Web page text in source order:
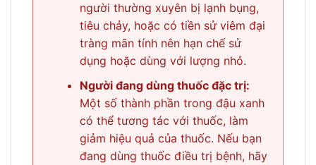
người thường xuyên bị lạnh bụng,
tiêu chảy, hoặc có tiền sử viêm đại
tràng mãn tính nên hạn chế sử
dụng hoặc dùng với lượng nhỏ.
Người đang dùng thuốc đặc trị:
Một số thành phần trong đậu xanh
có thể tương tác với thuốc, làm
giảm hiệu quả của thuốc. Nếu bạn
đang dùng thuốc điều trị bệnh, hãy